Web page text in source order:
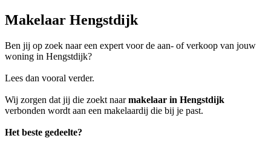
Makelaar Hengstdijk
Ben jij op zoek naar een expert voor de aan- of verkoop van jouw
woning in Hengstdijk?
Lees dan vooral verder.
Wij zorgen dat jij die zoekt naarmakelaar in Hengstdijk
verbonden wordt aan een makelaardij die bij je past.
Het beste gedeelte?